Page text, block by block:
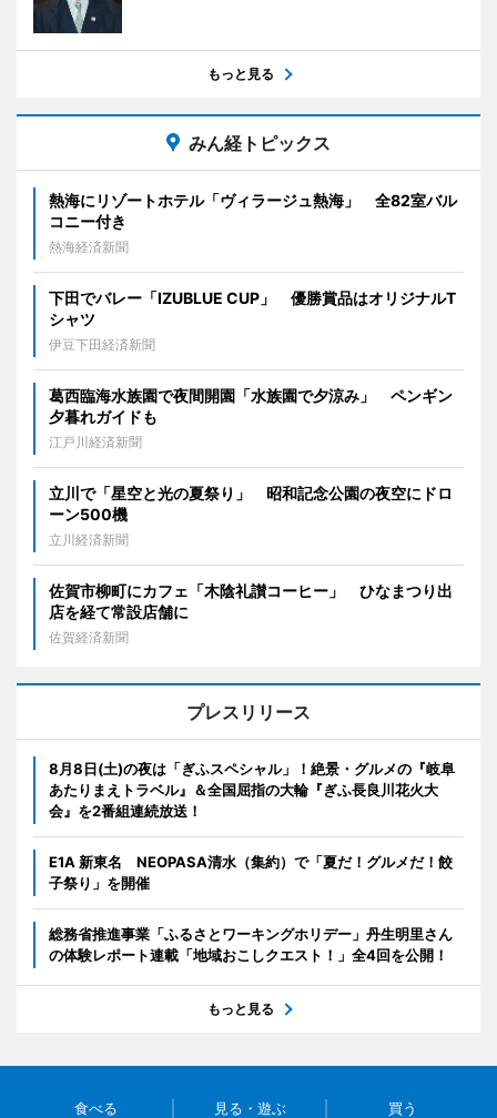
もっと見る
みん経トピックス
熱海にリゾートホテル「ヴィラージュ熱海」 全82室バル
コニー付き
熱海経済新聞
下田でバレー「IZUBLUE CUP」 優勝賞品はオリジナルT
シャツ
伊豆下田経済新聞
葛西臨海水族園で夜間開園「水族園で夕涼み」 ペンギン
夕暮れガイドも
江戸川経済新聞
立川で「星空と光の夏祭り」 昭和記念公園の夜空にドロ
ーン500機
立川経済新聞
佐賀市柳町にカフェ「木陰礼讃コーヒー」 ひなまつり出
店を経て常設店舗に
佐賀経済新聞
プレスリリース
8月8日(土)の夜は「ぎふスペシャル」！絶景・グルメの『岐阜
あたりまえトラベル』＆全国屈指の大輪『ぎふ長良川花火大
会』を2番組連続放送！
E1A 新東名 NEOPASA清水（集約）で「夏だ！グルメだ！餃
子祭り」を開催
総務省推進事業「ふるさとワーキングホリデー」丹生明里さん
の体験レポート連載「地域おこしクエスト！」全4回を公開！
もっと見る
食べる 見る・遊ぶ 買う